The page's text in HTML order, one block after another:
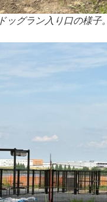
ドッグラン入り口の様子。